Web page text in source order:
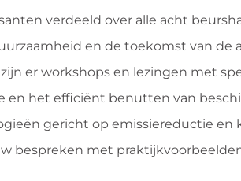
verdeeld over alle acht
en de toekomst van de
er workshops en lezingen met
en het efficiënt benutten van
gericht op emissiereductie en
bespreken met